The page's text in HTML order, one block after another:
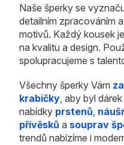
Naše šperky se
detailním zpracováním
motivů. Každý kousek
na kvalitu a design.
spolupracujeme s
Všechny šperky Vám
krabičky, aby byl
nabídky prstenů,
přívěsků a souprav
trendů nabízíme i